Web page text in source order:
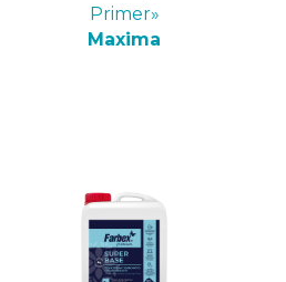
Primer»
Maxima